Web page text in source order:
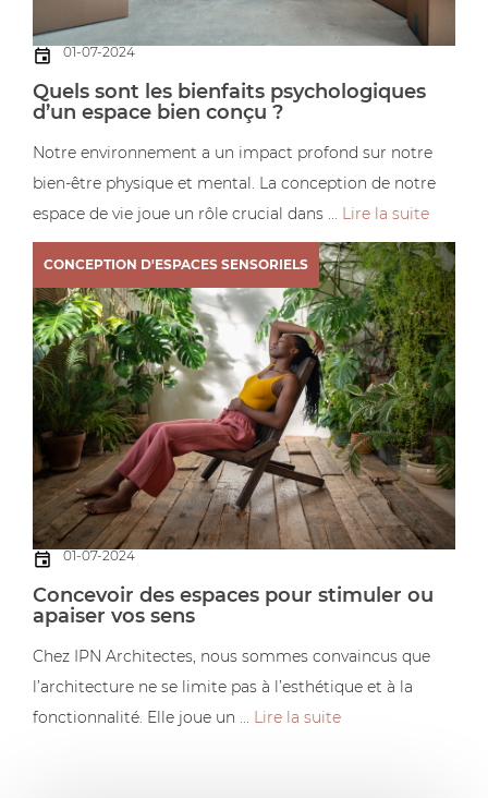
01-07-2024
Quels sont les bienfaits psychologiques
d’un espace bien conçu ?
Notre environnement a un impact profond sur notre
bien-être physique et mental. La conception de notre
espace de vie joue un rôle crucial dans ... Lire la suite
CONCEPTION D'ESPACES SENSORIELS
01-07-2024
Concevoir des espaces pour stimuler ou
apaiser vos sens
Chez IPN Architectes, nous sommes convaincus que
l’architecture ne se limite pas à l’esthétique et à la
fonctionnalité. Elle joue un ... Lire la suite